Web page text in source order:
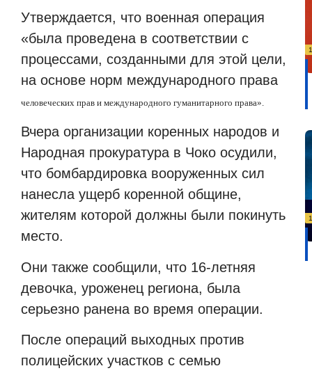
Утверждается, что военная операция
«была проведена в соответствии с
процессами, созданными для этой цели,
на основе норм международного права
человеческих прав и международного гуманитарного права».
Вчера организации коренных народов и
Народная прокуратура в Чоко осудили,
что бомбардировка вооруженных сил
нанесла ущерб коренной общине,
жителям которой должны были покинуть
место.
Они также сообщили, что 16-летняя
девочка, уроженец региона, была
серьезно ранена во время операции.
После операций выходных против
полицейских участков с семью